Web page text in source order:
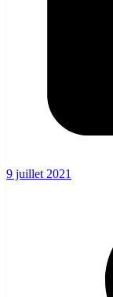
9 juillet 2021